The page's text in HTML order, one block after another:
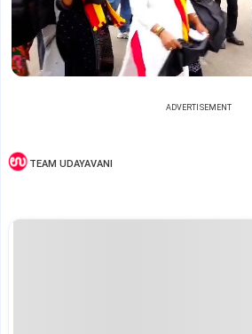
ADVERTISEMENT
TEAM UDAYAVANI